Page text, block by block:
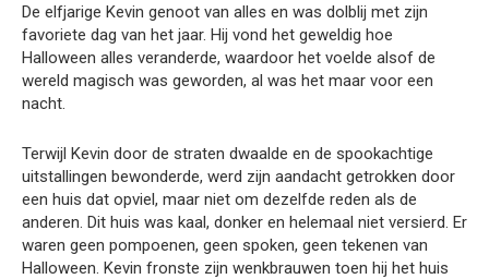
De elfjarige Kevin genoot van alles en was dolblij met zijn
favoriete dag van het jaar. Hij vond het geweldig hoe
Halloween alles veranderde, waardoor het voelde alsof de
wereld magisch was geworden, al was het maar voor een
nacht.
Terwijl Kevin door de straten dwaalde en de spookachtige
uitstallingen bewonderde, werd zijn aandacht getrokken door
een huis dat opviel, maar niet om dezelfde reden als de
anderen. Dit huis was kaal, donker en helemaal niet versierd. Er
waren geen pompoenen, geen spoken, geen tekenen van
Halloween. Kevin fronste zijn wenkbrauwen toen hij het huis